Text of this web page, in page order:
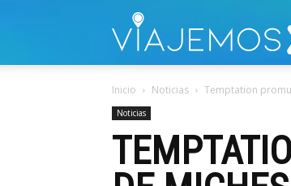
Inicio Noticias Temptation
Noticias